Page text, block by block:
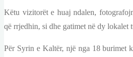
Këtu vizitorët e huaj ndalen,
që rrjedhin, si dhe gatimet në dy lokalet
Për Syrin e Kaltër, një nga 18 burimet